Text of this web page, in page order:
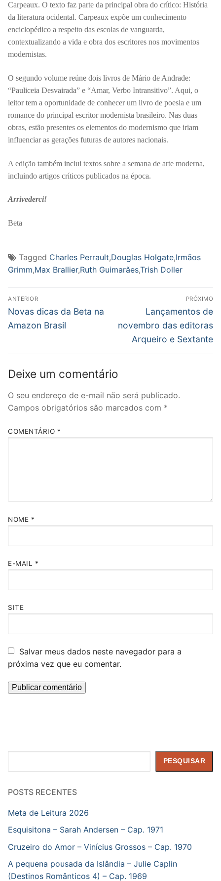
Carpeaux. O texto faz parte da principal obra do crítico: História
da literatura ocidental. Carpeaux expõe um conhecimento
enciclopédico a respeito das escolas de vanguarda,
contextualizando a vida e obra dos escritores nos movimentos
modernistas.
O segundo volume reúne dois livros de Mário de Andrade:
“Pauliceia Desvairada” e “Amar, Verbo Intransitivo”. Aqui, o
leitor tem a oportunidade de conhecer um livro de poesia e um
romance do principal escritor modernista brasileiro. Nas duas
obras, estão presentes os elementos do modernismo que iriam
influenciar as gerações futuras de autores nacionais.
A edição também inclui textos sobre a semana de arte moderna,
incluindo artigos críticos publicados na época.
Arrivederci!
Beta
Tagged Charles Perrault,Douglas Holgate,Irmãos
Grimm,Max Brallier,Ruth Guimarães,Trish Doller
Navegação
de
Post
ANTERIOR
Post
anterior:
Novas dicas da Beta na
Amazon Brasil
PRÓXIMO
Próximo
post:
Lançamentos de
novembro das editoras
Arqueiro e Sextante
Deixe um comentário
O seu endereço de e-mail não será publicado.
Campos obrigatórios são marcados com *
COMENTÁRIO *
NOME *
E-MAIL *
SITE
Salvar meus dados neste navegador para a
próxima vez que eu comentar.
PESQUISAR
POSTS RECENTES
Meta de Leitura 2026
Esquisitona – Sarah Andersen – Cap. 1971
Cruzeiro do Amor – Vinícius Grossos – Cap. 1970
A pequena pousada da Islândia – Julie Caplin
(Destinos Românticos 4) – Cap. 1969